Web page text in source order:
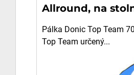
Allround, na
Pálka Donic Top Team
Top Team určený...